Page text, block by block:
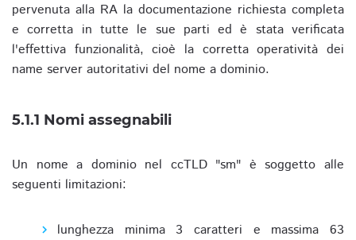
pervenuta alla RA la documentazione richiesta completa
e corretta in tutte le sue parti ed è stata verificata
l'effettiva funzionalità, cioè la corretta operatività dei
name server autoritativi del nome a dominio.
5.1.1 Nomi assegnabili
Un nome a dominio nel ccTLD "sm" è soggetto alle
seguenti limitazioni:
lunghezza minima 3 caratteri e massima 63